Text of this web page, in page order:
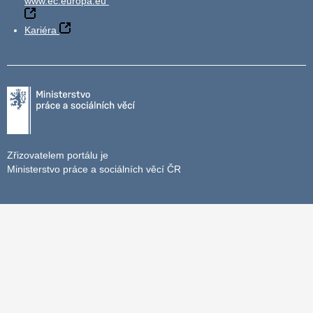
Kariéra
Zřizovatelem portálu je
Ministerstvo práce a sociálních věcí ČR